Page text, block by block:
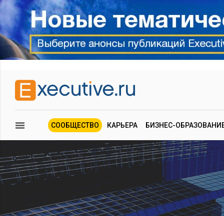
СООБЩЕСТВО КАРЬЕРА БИЗНЕС-